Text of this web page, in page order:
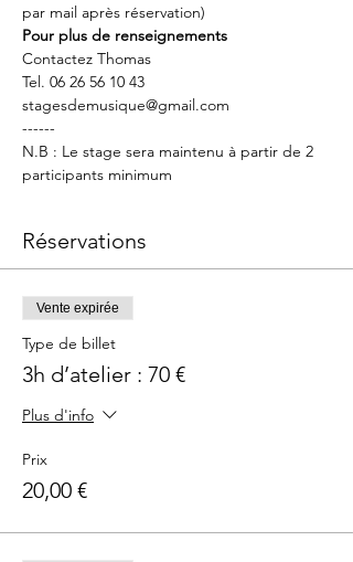
par mail après réservation)
Pour plus de renseignements
Contactez Thomas
Tel. 06 26 56 10 43
stagesdemusique@gmail.com
------
N.B : Le stage sera maintenu à partir de 2
participants minimum
Réservations
Vente expirée
Type de billet
3h d’atelier : 70 €
Plus d'info
Prix
20,00 €